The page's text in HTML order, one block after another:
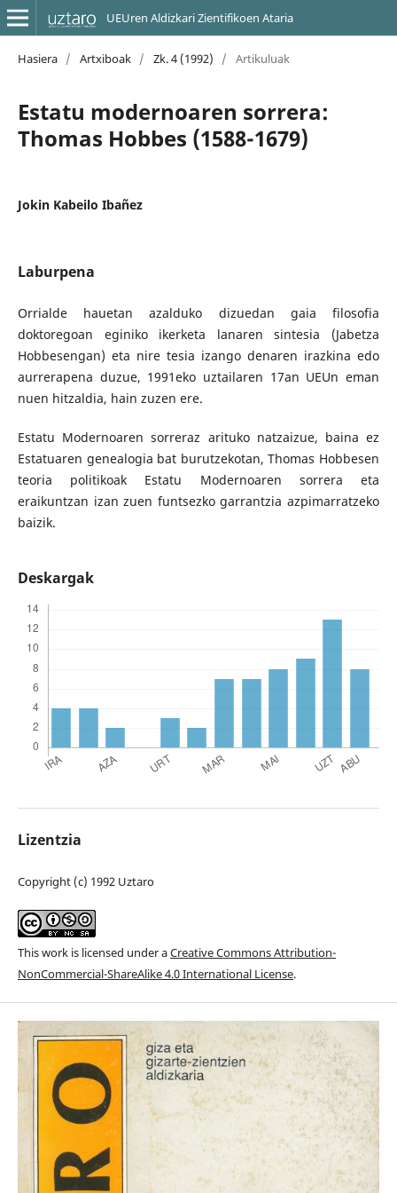
UEUren Aldizkari Zientifikoen Ataria
Hasiera / Artxiboak / Zk. 4 (1992) / Artikuluak
Estatu modernoaren sorrera:
Thomas Hobbes (1588-1679)
Jokin Kabeilo Ibañez
Laburpena
Orrialde hauetan azalduko dizuedan gaia filosofia
doktoregoan eginiko ikerketa lanaren sintesia (Jabetza
Hobbesengan) eta nire tesia izango denaren irazkina edo
aurrerapena duzue, 1991eko uztailaren 17an UEUn eman
nuen hitzaldia, hain zuzen ere.
Estatu Modernoaren sorreraz arituko natzaizue, baina ez
Estatuaren genealogia bat burutzekotan, Thomas Hobbesen
teoria politikoak Estatu Modernoaren sorrera eta
eraikuntzan izan zuen funtsezko garrantzia azpimarratzeko
baizik.
Deskargak
Lizentzia
Copyright (c) 1992 Uztaro
This work is licensed under aCreative Commons Attribution-
NonCommercial-ShareAlike 4.0 International License.